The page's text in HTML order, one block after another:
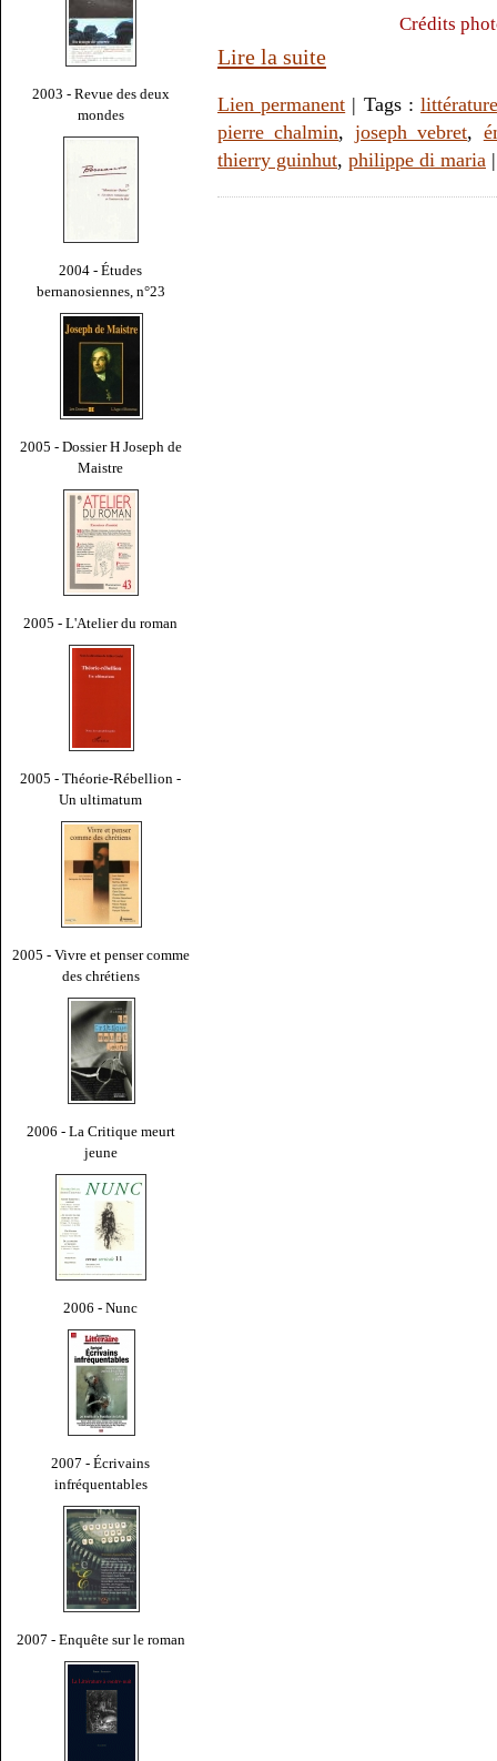
2003 - Revue des deux
mondes
2004 - Études
bernanosiennes, n°23
2005 - Dossier H Joseph de
Maistre
2005 - L'Atelier du roman
2005 - Théorie-Rébellion -
Un ultimatum
2005 - Vivre et penser comme
des chrétiens
2006 - La Critique meurt
jeune
2006 - Nunc
2007 - Écrivains
infréquentables
2007 - Enquête sur le roman
Crédits
Lire la suite
Lien permanent | Tags :
pierre chalmin, joseph vebret,
thierry guinhut, philippe di maria